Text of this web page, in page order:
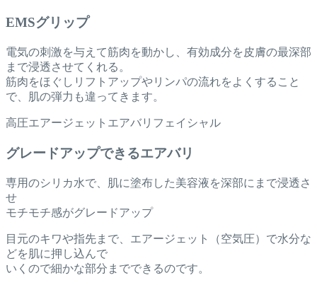
EMSグリップ
電気の刺激を与えて筋肉を動かし、有効成分を皮膚の最深部
まで浸透させてくれる。
筋肉をほぐしリフトアップやリンパの流れをよくすること
で、肌の弾力も違ってきます。
高圧エアージェットエアバリフェイシャル
グレードアップできるエアバリ
専用のシリカ水で、肌に塗布した美容液を深部にまで浸透さ
せ
モチモチ感がグレードアップ
目元のキワや指先まで、エアージェット（空気圧）で水分な
どを肌に押し込んで
いくので細かな部分までできるのです。